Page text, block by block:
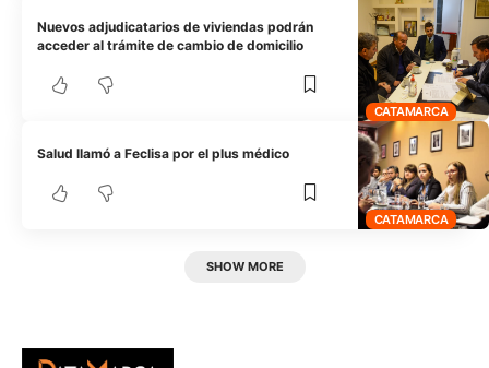
CATAMARCA
Nuevos adjudicatarios de viviendas podrán
acceder al trámite de cambio de domicilio
CATAMARCA
Salud llamó a Feclisa por el plus médico
SHOW MORE